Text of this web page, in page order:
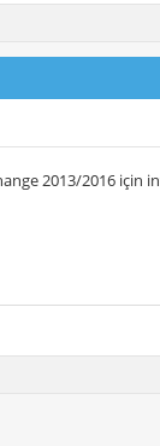
2013/2016